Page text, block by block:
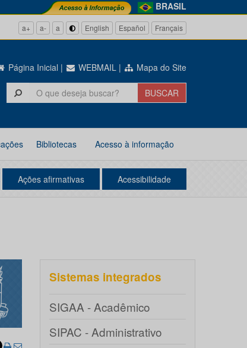
BRASIL
a+ a- a English Español Français
Página Inicial | WEBMAIL | Mapa do Site
Bibliotecas Acesso à informação
Ações afirmativas Acessibilidade
Sistemas integrados
SIGAA - Acadêmico
SIPAC - Administrativo